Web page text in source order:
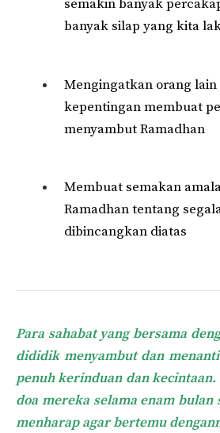
semakin banyak
banyak silap yang kita
Mengingatkan orang
kepentingan membuat
menyambut Ramadhan
Membuat semakan
Ramadhan tentang
dibincangkan diatas
Para sahabat yang bersama
dididik menyambut dan
penuh kerinduan dan kecintaan.
doa mereka selama enam bulan
menharap agar bertemu